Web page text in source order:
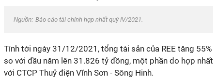
Nguồn: Báo cáo tài chính hợp nhất quý IV/2021.
Tính tới ngày 31/12/2021, tổng tài sản của REE tăng 55%
so với đầu năm lên 31.826 tỷ đồng, một phần do hợp nhất
với CTCP Thuỷ điện Vĩnh Sơn - Sông Hinh.